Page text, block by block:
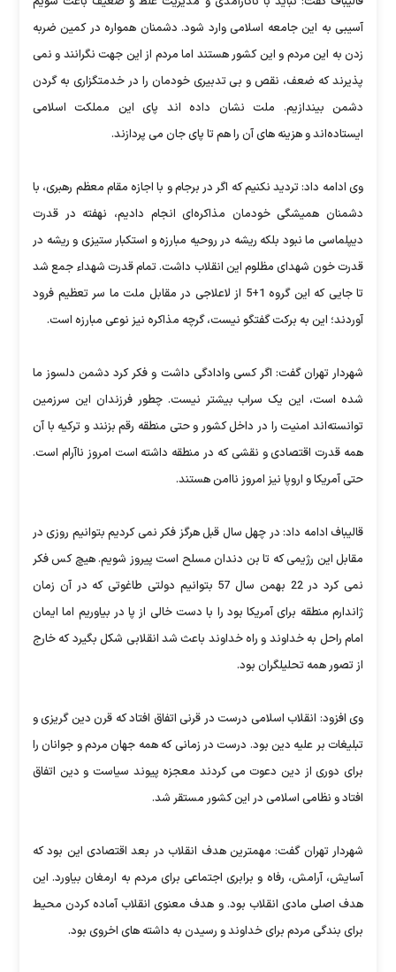
آسیبی به این جامعه اسلامی وارد شود. دشمنان همواره در کمین ضربه
زدن به این مردم و این کشور هستند اما مردم از این جهت نگرانند و نمی
پذیرند که ضعف، نقص و بی تدبیری خودمان را در خدمتگزاری به گردن
دشمن بیندازیم. ملت نشان داده اند پای این مملکت اسلامی
ایستاده‌اند و هزینه های آن را هم تا پای جان می پردازند.
وی ادامه داد: تردید نکنیم که اگر در برجام و با اجازه مقام معظم رهبری، با
دشمنان همیشگی خودمان مذاکره‌ای انجام دادیم، نهفته در قدرت
دیپلماسی ما نبود بلکه ریشه در روحیه مبارزه و استکبار ستیزی و ریشه در
قدرت خون شهدای مظلوم این انقلاب داشت. تمام قدرت شهداء جمع شد
تا جایی که این گروه 1+5 از لاعلاجی در مقابل ملت ما سر تعظیم فرود
آوردند؛ این به برکت گفتگو نیست، گرچه مذاکره نیز نوعی مبارزه است.
شهردار تهران گفت: اگر کسی وادادگی داشت و فکر کرد دشمن دلسوز ما
شده است، این یک سراب بیشتر نیست. چطور فرزندان این سرزمین
توانسته‌اند امنیت را در داخل کشور و حتی منطقه رقم بزنند و ترکیه با آن
همه قدرت اقتصادی و نقشی که در منطقه داشته است امروز ناآرام است.
حتی آمریکا و اروپا نیز امروز ناامن هستند.
قالیباف ادامه داد: در چهل سال قبل هرگز فکر نمی کردیم بتوانیم روزی در
مقابل این رژیمی که تا بن دندان مسلح است پیروز شویم. هیچ کس فکر
نمی کرد در 22 بهمن سال 57 بتوانیم دولتی طاغوتی که در آن زمان
ژاندارم منطقه برای آمریکا بود را با دست خالی از پا در بیاوریم اما ایمان
امام راحل به خداوند و راه خداوند باعث شد انقلابی شکل بگیرد که خارج
از تصور همه تحلیلگران بود.
وی افزود: انقلاب اسلامی درست در قرنی اتفاق افتاد که قرن دین گریزی و
تبلیغات بر علیه دین بود. درست در زمانی که همه جهان مردم و جوانان را
برای دوری از دین دعوت می کردند معجزه پیوند سیاست و دین اتفاق
افتاد و نظامی اسلامی در این کشور مستقر شد.
شهردار تهران گفت: مهمترین هدف انقلاب در بعد اقتصادی این بود که
آسایش، آرامش، رفاه و برابری اجتماعی برای مردم به ارمغان بیاورد. این
هدف اصلی مادی انقلاب بود. و هدف معنوی انقلاب آماده کردن محیط
برای بندگی مردم برای خداوند و رسیدن به داشته های اخروی بود.